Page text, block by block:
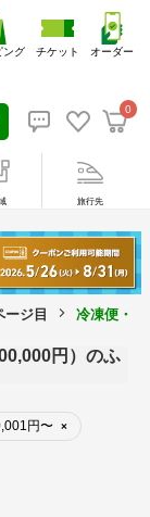
0
ング チケット オーダー
旅行先
ージ目 冷凍便・
円）のふ
円〜 ×